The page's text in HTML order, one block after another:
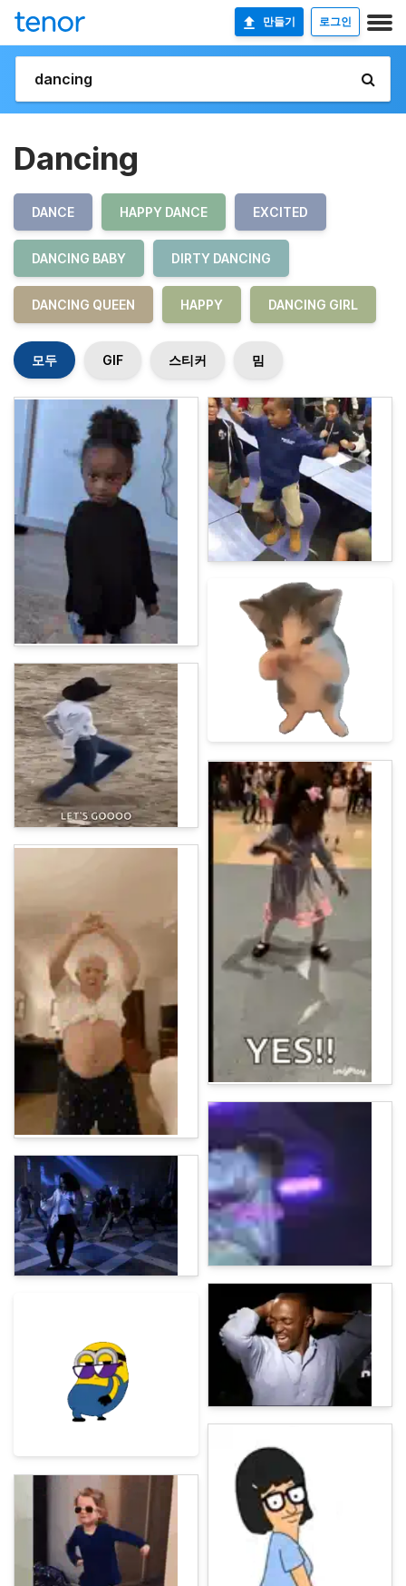
만들기 로그인
Dancing
DANCE HAPPY DANCE EXCITED
DANCING BABY DIRTY DANCING
DANCING QUEEN HAPPY DANCING GIRL
모두 GIF 스티커 밈